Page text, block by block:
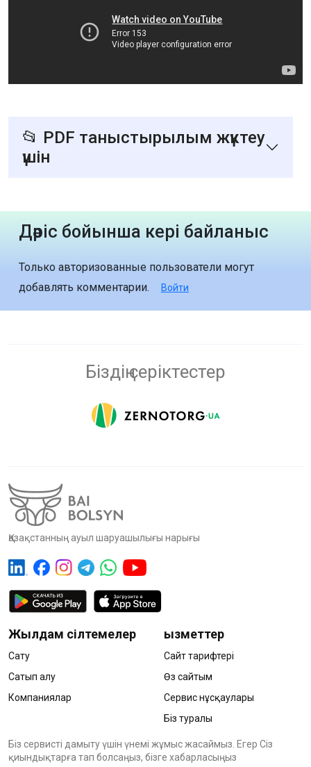
📂 PDF таныстырылым жүктеу
үшін
Дәріс бойынша кері байланыс
Только авторизованные пользователи могут
добавлять комментарии.
Войти
Біздің серіктестер
Қазақстанның ауыл шаруашылығы нарығы
Жылдам сілтемелер
Сату
Сатып алу
Компаниялар
Қызметтер
Сайт тарифтері
Өз сайтым
Сервис нұсқаулары
Біз туралы
Біз сервисті дамыту үшін үнемі жұмыс жасаймыз. Егер Сіз
қиындықтарға тап болсаңыз, бізге хабарласыңыз